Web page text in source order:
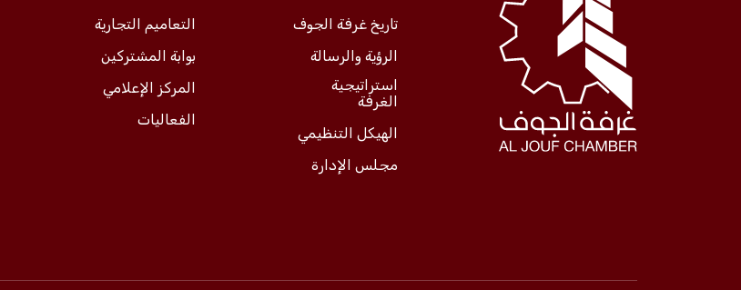
المركز الإعلامي
فعاليات الغرفة
تاريخ غرفة الجوف
الرؤية والرسالة
استراتيجية
الغرفة
الهيكل التنظيمي
مجلس الإدارة
التعاميم التجارية
بوابة المشتركين
المركز الإعلامي
الفعاليات